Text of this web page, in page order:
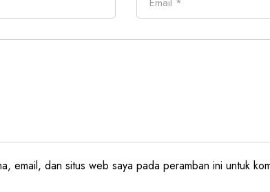
email, dan situs web saya pada peramban ini untuk